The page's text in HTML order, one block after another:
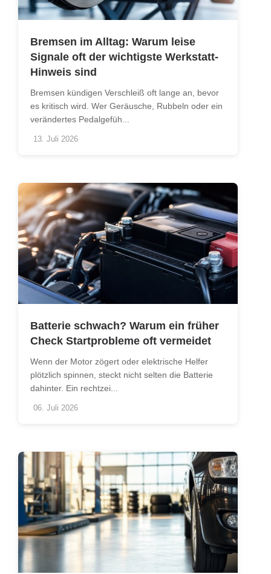
Bremsen im Alltag: Warum leise
Signale oft der wichtigste Werkstatt-
Hinweis sind
Bremsen kündigen Verschleiß oft lange an, bevor
es kritisch wird. Wer Geräusche, Rubbeln oder ein
verändertes Pedalgefüh...
13. Juli 2026
Batterie schwach? Warum ein früher
Check Startprobleme oft vermeidet
Wenn der Motor zögert oder elektrische Helfer
plötzlich spinnen, steckt nicht selten die Batterie
dahinter. Ein rechtzei...
06. Juli 2026